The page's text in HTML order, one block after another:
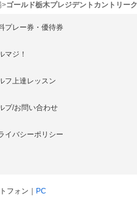
ゴールド栃木プレジデントカントリー
プレー券・優待券
マジ！
フ上達レッスン
プ/お問い合わせ
イバシーポリシー
フォン PC